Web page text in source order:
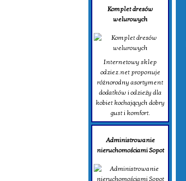
Komplet dresów
welurowych
Internetowy sklep
odziez.net proponuje
różnorodny asortyment
dodatków i odzieży dla
kobiet kochających dobry
gust i komfort.
Administrowanie
nieruchomościami Sopot